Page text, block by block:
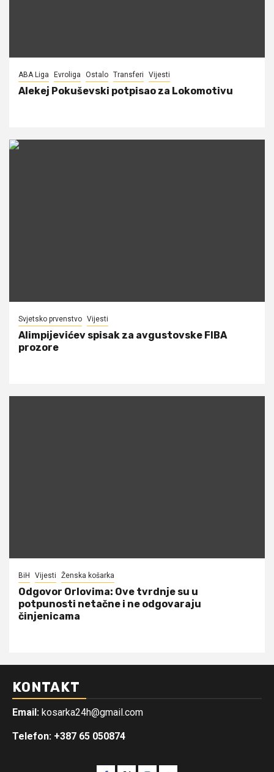
ABA Liga Evroliga Ostalo Transferi Vijesti
Alekej Pokuševski potpisao za Lokomotivu
Svjetsko prvenstvo Vijesti
Alimpijevićev spisak za avgustovske FIBA
prozore
BiH Vijesti Ženska košarka
Odgovor Orlovima: ​Ove tvrdnje su u
potpunosti netačne i ne odgovaraju
činjenicama
KONTAKT
Email: kosarka24h@gmail.com
Telefon: +387 65 050874